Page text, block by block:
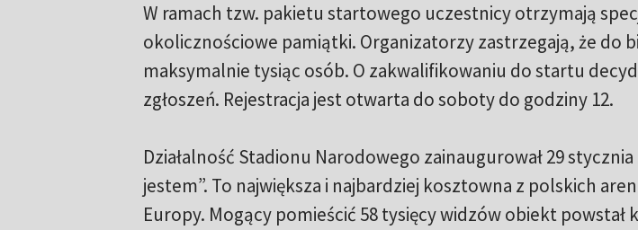
W ramach tzw. pakietu startowego uczestnicy otrzymają
okolicznościowe pamiątki. Organizatorzy zastrzegają, że do
maksymalnie tysiąc osób. O zakwalifikowaniu do startu
zgłoszeń. Rejestracja jest otwarta do soboty do godziny 12.
Działalność Stadionu Narodowego zainaugurował 29
jestem”. To największa i najbardziej kosztowna z polskich
Europy. Mogący pomieścić 58 tysięcy widzów obiekt